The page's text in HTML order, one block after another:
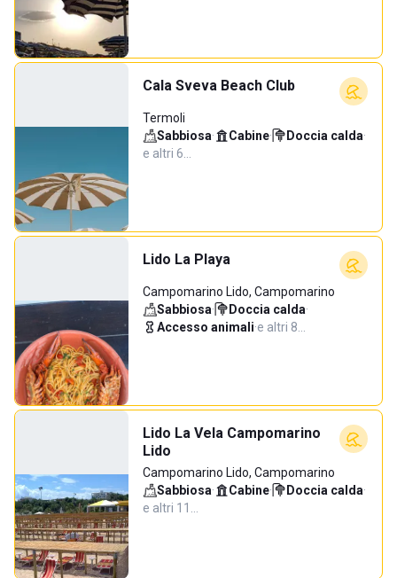
Cala Sveva Beach Club
Termoli
Sabbiosa· Cabine· Doccia calda·
e altri 6…
Lido La Playa
Campomarino Lido, Campomarino
Sabbiosa· Doccia calda·
Accesso animali·e altri 8…
Lido La Vela Campomarino
Lido
Campomarino Lido, Campomarino
Sabbiosa· Cabine· Doccia calda·
e altri 11…